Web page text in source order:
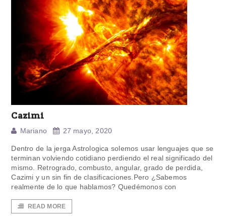
Cazimi
Mariano 27 mayo, 2020
Dentro de la jerga Astrologica solemos usar lenguajes que se
terminan volviendo cotidiano perdiendo el real significado del
mismo. Retrogrado, combusto, angular, grado de perdida,
Cazimi y un sin fin de clasificaciones.Pero ¿Sabemos
realmente de lo que hablamos? Quedémonos con
READ MORE